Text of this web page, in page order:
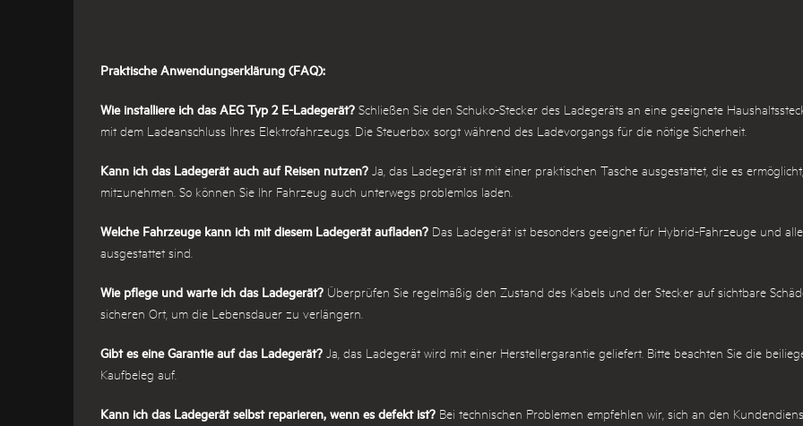
Praktische Anwendungserklärung (FAQ):
Wie installiere ich das AEG Typ 2 E-Ladegerät? Schließen Sie den Schuko-Stecker des Ladegeräts an eine geeignete
mit dem Ladeanschluss Ihres Elektrofahrzeugs. Die Steuerbox sorgt während des Ladevorgangs für die nötige Sicherheit.
Kann ich das Ladegerät auch auf Reisen nutzen? Ja, das Ladegerät ist mit einer praktischen Tasche ausgestattet, die es
mitzunehmen. So können Sie Ihr Fahrzeug auch unterwegs problemlos laden.
Welche Fahrzeuge kann ich mit diesem Ladegerät aufladen? Das Ladegerät ist besonders geeignet für Hybrid-Fahrzeuge und
ausgestattet sind.
Wie pflege und warte ich das Ladegerät? Überprüfen Sie regelmäßig den Zustand des Kabels und der Stecker auf sichtbare
sicheren Ort, um die Lebensdauer zu verlängern.
Gibt es eine Garantie auf das Ladegerät? Ja, das Ladegerät wird mit einer Herstellergarantie geliefert. Bitte beachten Sie die
Kaufbeleg auf.
Kann ich das Ladegerät selbst reparieren, wenn es defekt ist? Bei technischen Problemen empfehlen wir, sich an den